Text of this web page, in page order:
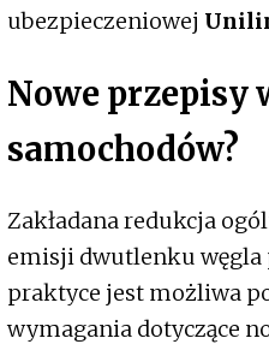
ubezpieczeniowej
Nowe przepisy
samochodów?
Zakładana redukcja
emisji dwutlenku węgla
praktyce jest możliwa
wymagania dotyczące